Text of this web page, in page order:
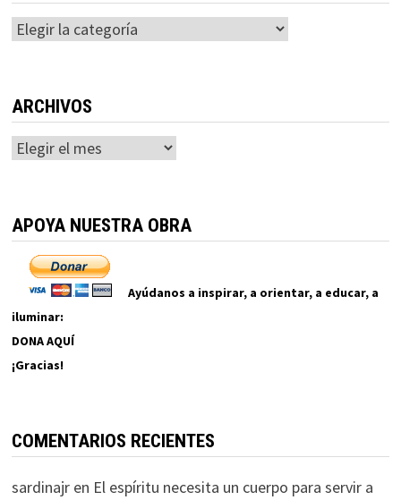
Categorías
ARCHIVOS
Archivos
APOYA NUESTRA OBRA
Ayúdanos a inspirar, a orientar, a educar, a
iluminar:
DONA AQUÍ
¡Gracias!
COMENTARIOS RECIENTES
sardinajren El espíritu necesita un cuerpo para servir a